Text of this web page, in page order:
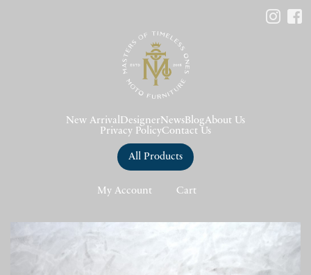
New Arrival DesignerNews BlogAbout Us
Privacy PolicyContact Us
All Products
My Account Cart